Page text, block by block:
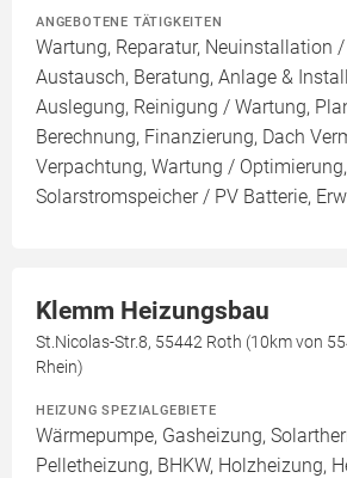
ANGEBOTENE TÄTIGKEITEN
Wartung, Reparatur, Neuinstallation
Austausch, Beratung, Anlage &
Auslegung, Reinigung / Wartung,
Berechnung, Finanzierung, Dach
Verpachtung, Wartung / Optimierung,
Solarstromspeicher / PV Batterie,
Klemm Heizungsbau
St.Nicolas-Str.8, 55442 Roth (10km von
Rhein)
HEIZUNG SPEZIALGEBIETE
Wärmepumpe, Gasheizung,
Pelletheizung, BHKW, Holzheizung,